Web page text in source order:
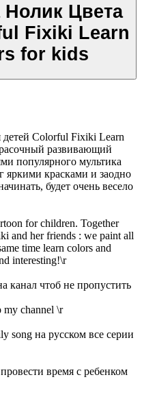
Цвета
Fixiki Learn
for kids
Colorful Fixiki Learn
развивающий
популярного мультика
яркими красками и заодно
будет очень весело
for children. Together
and her friends : we paint all
time learn colors and
interesting!\r
канал чтоб не пропустить
my channel \r
song на русском все серии
время с ребенком